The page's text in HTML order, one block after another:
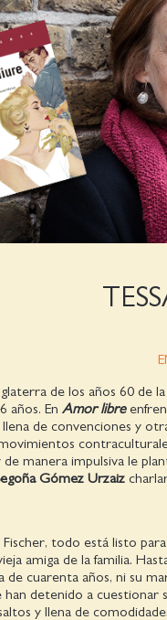
de los años 60 de
años. En Amor libre
de convenciones y
manera impulsiva le
Gómez Urzaiz
Fischer, todo está listo
amiga de la familia.
de cuarenta años, ni su
han detenido a cuestionar
y llena de